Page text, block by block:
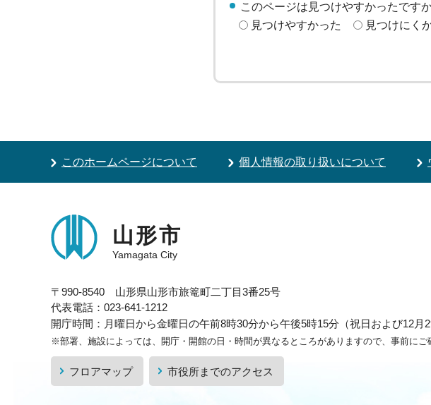
このページは見つけやすかったです
見つけやすかった
見つけにく
このホームページについて 個人情報の取り扱いについて
山形市
Yamagata City
〒990-8540 山形県山形市旅篭町二丁目3番25号
代表電話：023-641-1212
開庁時間：月曜日から金曜日の午前8時30分から午後5時15分（祝日および12月
※部署、施設によっては、開庁・開館の日・時間が異なるところがありますので、事前にご
フロアマップ 市役所までのアクセス